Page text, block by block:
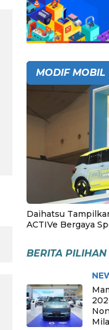
MODIF MOBIL
Daihatsu
ACTIVe Bergaya
BERITA PILIHAN